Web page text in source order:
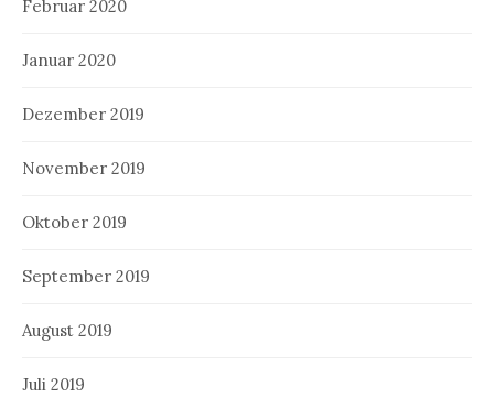
Februar 2020
Januar 2020
Dezember 2019
November 2019
Oktober 2019
September 2019
August 2019
Juli 2019